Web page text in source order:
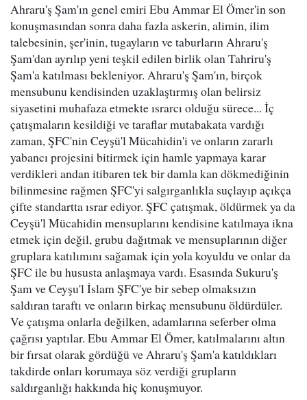
Ahraru'ş Şam'ın genel emiri Ebu Ammar El Ömer'in son
konuşmasından sonra daha fazla askerin, alimin, ilim
talebesinin, şer'inin, tugayların ve taburların Ahraru'ş
Şam'dan ayrılıp yeni teşkil edilen birlik olan Tahriru'ş
Şam'a katılması bekleniyor. Ahraru'ş Şam'ın, birçok
mensubunu kendisinden uzaklaştırmış olan belirsiz
siyasetini muhafaza etmekte ısrarcı olduğu sürece... İç
çatışmaların kesildiği ve taraflar mutabakata vardığı
zaman, ŞFC'nin Ceyşü'l Mücahidin'i ve onların zararlı
yabancı projesini bitirmek için hamle yapmaya karar
verdikleri andan itibaren tek bir damla kan dökmediğinin
bilinmesine rağmen ŞFC'yi salgırganlıkla suçlayıp açıkça
çifte standartta ısrar ediyor. ŞFC çatışmak, öldürmek ya da
Ceyşü'l Mücahidin mensuplarını kendisine katılmaya ikna
etmek için değil, grubu dağıtmak ve mensuplarının diğer
gruplara katılımını sağamak için yola koyuldu ve onlar da
ŞFC ile bu hususta anlaşmaya vardı. Esasında Sukuru'ş
Şam ve Ceyşu'l İslam ŞFC'ye bir sebep olmaksızın
saldıran taraftı ve onların birkaç mensubunu öldürdüler.
Ve çatışma onlarla değilken, adamlarına seferber olma
çağrısı yaptılar. Ebu Ammar El Ömer, katılmalarını altın
bir fırsat olarak gördüğü ve Ahraru'ş Şam'a katıldıkları
takdirde onları korumaya söz verdiği grupların
saldırganlığı hakkında hiç konuşmuyor.